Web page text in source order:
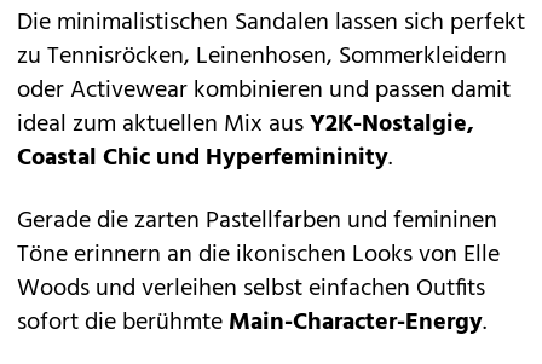
Die minimalistischen Sandalen lassen sich perfekt
zu Tennisröcken, Leinenhosen, Sommerkleidern
oder Activewear kombinieren und passen damit
ideal zum aktuellen Mix ausY2K-Nostalgie,
Coastal Chic und Hyperfemininity.
Gerade die zarten Pastellfarben und femininen
Töne erinnern an die ikonischen Looks von Elle
Woods und verleihen selbst einfachen Outfits
sofort die berühmteMain-Character-Energy.